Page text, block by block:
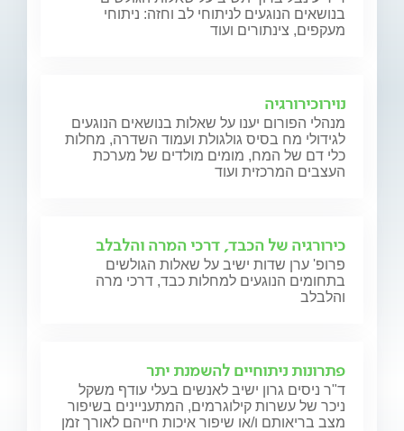
בנושאים הנוגעים לניתוחי לב וחזה: ניתוחי
מעקפים, צינתורים ועוד
נוירוכירורגיה
מנהלי הפורום יענו על שאלות בנושאים הנוגעים
לגידולי מח בסיס גולגולת ועמוד השדרה, מחלות
כלי דם של המח, מומים מולדים של מערכת
העצבים המרכזית ועוד
כירורגיה של הכבד, דרכי המרה והלבלב
פרופ' ערן שדות ישיב על שאלות הגולשים
בתחומים הנוגעים למחלות כבד, דרכי מרה
והלבלב
פתרונות ניתוחיים להשמנת יתר
ד"ר ניסים גרון ישיב לאנשים בעלי עודף משקל
ניכר של עשרות קילוגרמים, המתעניינים בשיפור
מצב בריאותם ו/או שיפור איכות חייהם לאורך זמן